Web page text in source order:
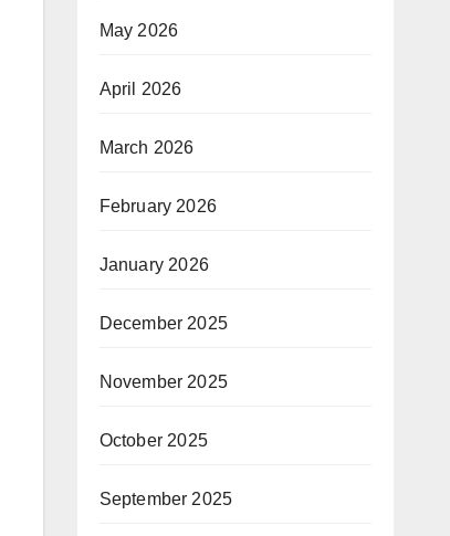
May 2026
April 2026
March 2026
February 2026
January 2026
December 2025
November 2025
October 2025
September 2025